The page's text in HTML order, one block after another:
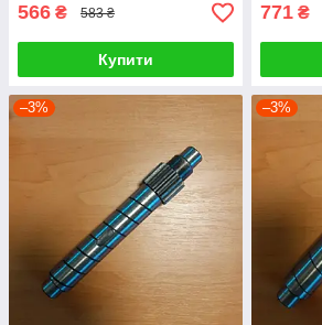
566 ₴ 583 ₴
Купити
771 ₴
–3% –3%